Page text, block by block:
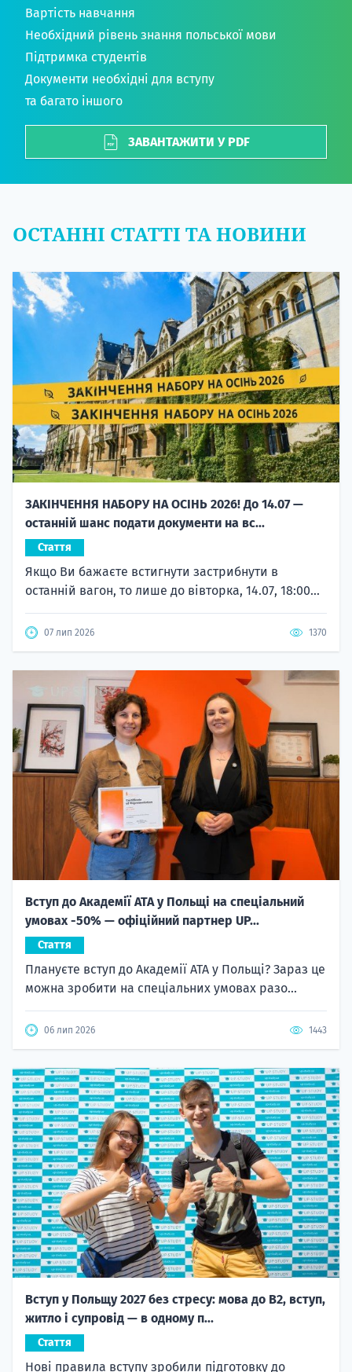
Вартість навчання
Необхідний рівень знання польської мови
Підтримка студентів
Документи необхідні для вступу
та багато іншого
ЗАВАНТАЖИТИ У PDF
ОСТАННІ СТАТТІ ТА НОВИНИ
ЗАКІНЧЕННЯ НАБОРУ НА ОСІНЬ 2026! До 14.07 —
останній шанс подати документи на вс...
Стаття
Якщо Ви бажаєте встигнути застрибнути в
останній вагон, то лише до вівторка, 14.07, 18:00...
07 лип 2026 1370
Вступ до Академії ATA у Польщі на спеціальний
умовах -50% — офіційний партнер UP...
Стаття
Плануєте вступ до Академії ATA у Польщі? Зараз це
можна зробити на спеціальних умовах разо...
06 лип 2026 1443
Вступ у Польщу 2027 без стресу: мова до B2, вступ,
житло і супровід — в одному п...
Стаття
Нові правила вступу зробили підготовку до